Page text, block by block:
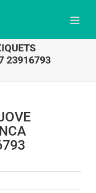
23916793